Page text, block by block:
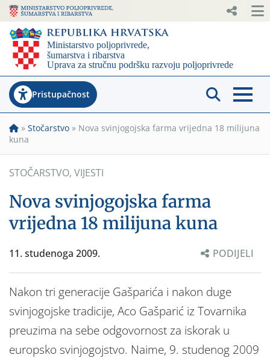
Pristupačnost
» Stočarstvo » Nova svinjogojska farma vrijedna 18 milijuna
kuna
STOČARSTVO, VIJESTI
Nova svinjogojska farma
vrijedna 18 milijuna kuna
11. studenoga 2009. PODIJELI
Nakon tri generacije Gašparića i nakon duge
svinjogojske tradicije, Aco Gašparić iz Tovarnika
preuzima na sebe odgovornost za iskorak u
europsko svinjogojstvo. Naime, 9. studenog 2009